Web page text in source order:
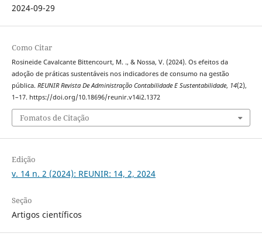
2024-09-29
Como Citar
Rosineide Cavalcante Bittencourt, M. ., & Nossa, V. (2024). Os efeitos da
adoção de práticas sustentáveis nos indicadores de consumo na gestão
pública. REUNIR Revista De Administração Contabilidade E Sustentabilidade, 14(2),
1–17. https://doi.org/10.18696/reunir.v14i2.1372
Fomatos de Citação
Edição
v. 14 n. 2 (2024): REUNIR: 14, 2, 2024
Seção
Artigos científicos